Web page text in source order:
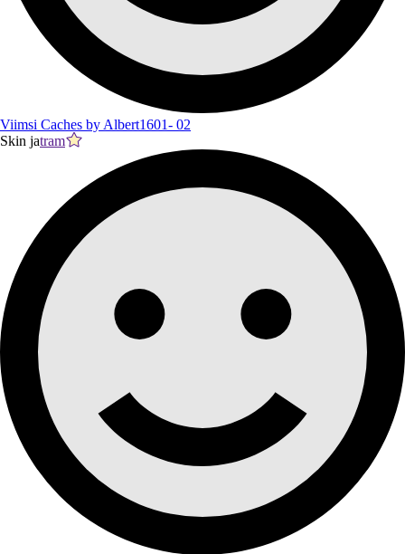
Viimsi Caches by Albert1601- 02
Skin jatram